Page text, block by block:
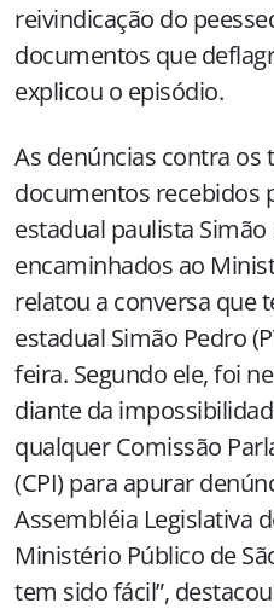
reivindicação do
documentos que
explicou o episódio.
As denúncias contra os
documentos recebidos
estadual paulista Simão
encaminhados ao
relatou a conversa que
estadual Simão Pedro
feira. Segundo ele, foi
diante da
qualquer Comissão
(CPI) para apurar
Assembléia Legislativa
Ministério Público de
tem sido fácil”,